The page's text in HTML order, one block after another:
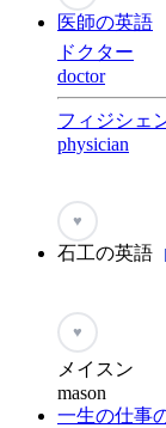
医師の英語
ドクター
doctor
フィジシェ
physician
♥
石工の英語
♥
メイスン
mason
一生の仕事